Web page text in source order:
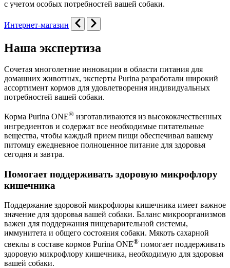
с учетом особых потребностей вашей собаки.
Интернет-магазин
Наша экспертиза
Сочетая многолетние инновации в области питания для
домашних животных, эксперты Purina разработали широкий
ассортимент кормов для удовлетворения индивидуальных
потребностей вашей собаки.
Корма Purina ONE® изготавливаются из высококачественных
ингредиентов и содержат все необходимые питательные
вещества, чтобы каждый прием пищи обеспечивал вашему
питомцу ежедневное полноценное питание для здоровья
сегодня и завтра.
Помогает поддерживать здоровую микрофлору
кишечника
Поддержание здоровой микрофлоры кишечника имеет важное
значение для здоровья вашей собаки. Баланс микроорганизмов
важен для поддержания пищеварительной системы,
иммунитета и общего состояния собаки. Мякоть сахарной
свеклы в составе кормов Purina ONE® помогает поддерживать
здоровую микрофлору кишечника, необходимую для здоровья
вашей собаки.